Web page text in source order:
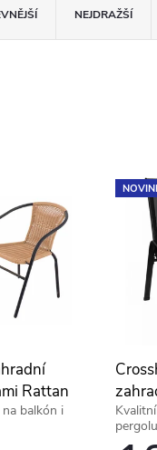
NEJDRAŽŠÍ
Rattan
balkón i